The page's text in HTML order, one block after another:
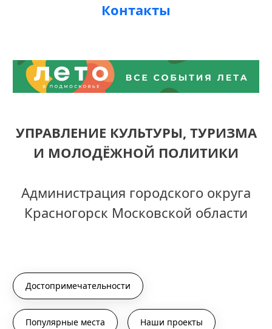
Контакты
УПРАВЛЕНИЕ КУЛЬТУРЫ, ТУРИЗМА
И МОЛОДЁЖНОЙ ПОЛИТИКИ
Администрация городского округа
Красногорск Московской области
Достопримечательности
Популярные места Наши проекты